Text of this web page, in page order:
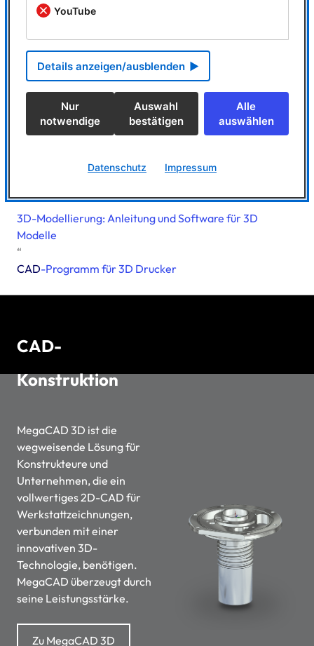
Dienstleister und Mitarbeiter Zeichnungen.
Jede MegaCAD 3D Version beinhaltet auch unsere
ausgereifte MegaCAD 2D-Technologie. Dem Anwender
stehen jederzeit beide Technologien in einem
Programm und auf einer Oberfläche zur Verfügung.
Folgende Beiträge könnten Sie auch interessieren
Autocad Alternative: Was muss eineCAD
3D-Modellierung: Anleitung und Software für 3D
Modelle
“
CAD-Programm für 3D Drucker
CAD-
Konstruktion
MegaCAD 3D ist die
wegweisende Lösung für
Konstrukteure und
Unternehmen, die ein
vollwertiges 2D-CAD für
Werkstattzeichnungen,
verbunden mit einer
innovativen 3D-
Technologie, benötigen.
MegaCAD überzeugt durch
seine Leistungsstärke.
Zu MegaCAD 3D
YouTube
Details anzeigen/ausblenden
Nur
notwendige
Auswahl
bestätigen
Alle
auswählen
Datenschutz Impressum